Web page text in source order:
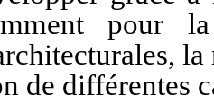
pour
de différentes